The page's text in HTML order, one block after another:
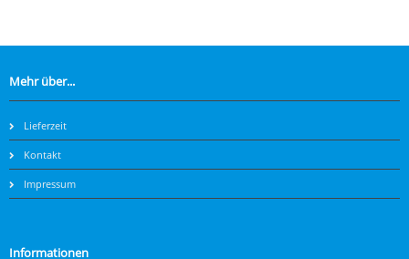
Mehr über...
Lieferzeit
Kontakt
Impressum
Informationen